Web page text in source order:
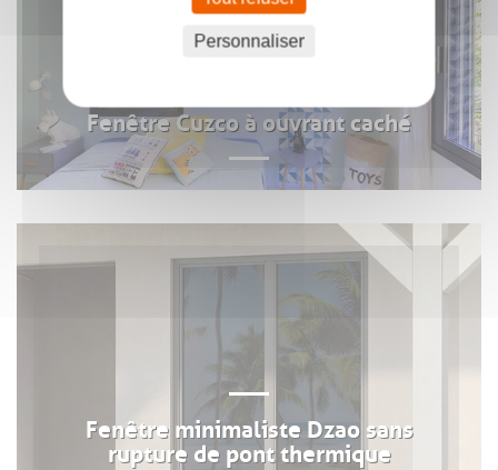
Fenêtre Cuzco à ouvrant caché
Fenêtre minimaliste Dzao sans
rupture de pont thermique
Personnaliser